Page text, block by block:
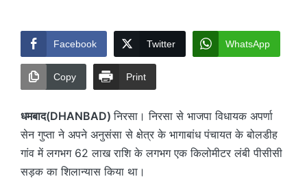
Facebook Twitter WhatsApp
Copy Print
धमबाद(DHANBAD)निरसा। निरसा से भाजपा विधायक अपर्णा
सेन गुप्ता ने अपने अनुसंसा से क्षेत्र के भागाबांध पंचायत के बोलडीह
गांव में लगभग 62 लाख राशि के लगभग एक किलोमीटर लंबी पीसीसी
सड़क का शिलान्यास किया था।